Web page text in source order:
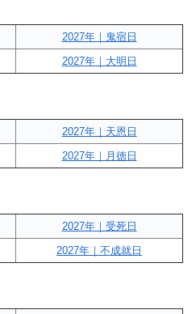
2027年｜鬼宿日
2027年｜大明日
2027年｜天恩日
2027年｜月徳日
2027年｜受死日
2027年｜不成就日